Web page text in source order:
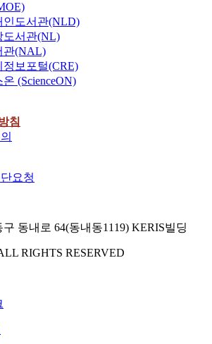
인도서관(NLD)
도서관(NL)
관(NAL)
정보포털(CRE)
(ScienceON)
침
요청
동내로 64(동내동1119) KERIS빌딩
RIGHTS RESERVED